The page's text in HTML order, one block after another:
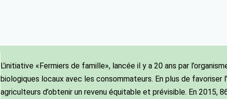
L’initiative «Fermiers de famille», lancée il y a 20 ans par
biologiques locaux avec les consommateurs. En plus de
agriculteurs d’obtenir un revenu équitable et prévisible. En 2015,